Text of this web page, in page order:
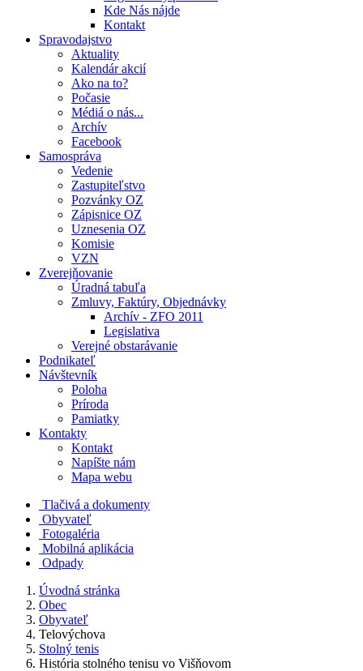
Kde Nás nájde
Kontakt
Spravodajstvo
Aktuality
Kalendár akcií
Ako na to?
Počasie
Médiá o nás...
Archív
Facebook
Samospráva
Vedenie
Zastupiteľstvo
Pozvánky OZ
Zápisnice OZ
Uznesenia OZ
Komisie
VZN
Zverejňovanie
Úradná tabuľa
Zmluvy, Faktúry, Objednávky
Archív - ZFO 2011
Legislativa
Verejné obstarávanie
Podnikateľ
Návštevník
Poloha
Príroda
Pamiatky
Kontakty
Kontakt
Napíšte nám
Mapa webu
Tlačivá a dokumenty
Obyvateľ
Fotogaléria
Mobilná aplikácia
Odpady
Úvodná stránka
Obec
Obyvateľ
Telovýchova
Stolný tenis
História stolného tenisu vo Višňovom